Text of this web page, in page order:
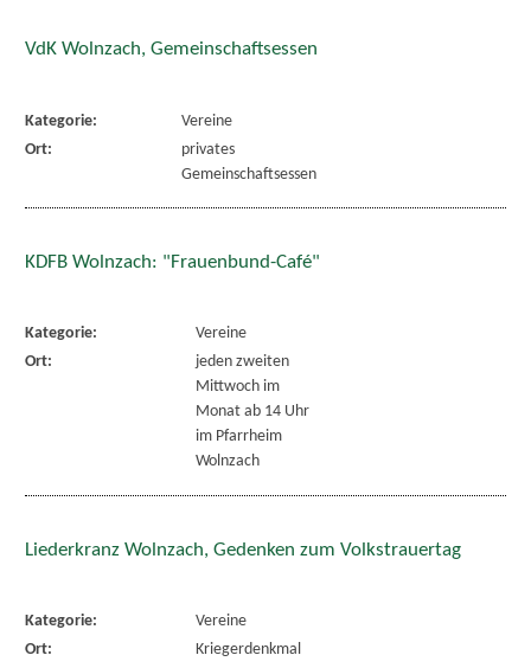
VdK Wolnzach, Gemeinschaftsessen
Kategorie:
Vereine
Ort:
privates
Gemeinschaftsessen
KDFB Wolnzach: "Frauenbund-Café"
Kategorie:
Vereine
Ort:
jeden zweiten
Mittwoch im
Monat ab 14 Uhr
im Pfarrheim
Wolnzach
Liederkranz Wolnzach, Gedenken zum Volkstrauertag
Kategorie:
Vereine
Ort:
Kriegerdenkmal